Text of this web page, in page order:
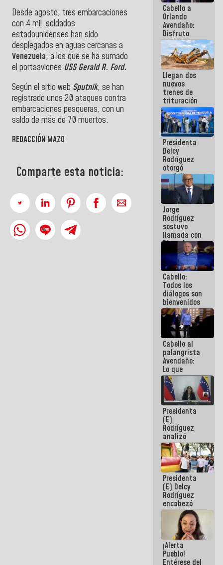
Desde agosto, tres embarcaciones
con 4 mil soldados
estadounidenses han sido
desplegados en aguas cercanas a
Venezuela, a los que se ha sumado
el portaaviones USS Gerald R. Ford.
Según el sitio web Sputnik, se han
registrado unos 20 ataques contra
embarcaciones pesqueras, con un
saldo de más de 70 muertos.
REDACCIÓN MAZO
Comparte esta noticia:
Cabello a
Orlando
Avendaño:
Disfruto
cada vez
que escribes
porque lo
que haces
es
embarrarla
Llegan dos
nuevos
trenes de
trituración
para
optimizar
manejo de
escombros
en La Guaira
Presidenta
Delcy
Rodríguez
otorgó
medalla
"Héroe de
Venezuela"
a servidores
públicos
Jorge
Rodríguez
sostuvo
llamada con
Dinorah
Figuera y
acuerdan
primer
encuentro
presencial
para el
diálogo
Cabello:
Todos los
diálogos son
bienvenidos
siempre que
estén en el
marco de la
Constitución
de la
República
Cabello al
palangrista
Avendaño:
Lo que
vayas a
escribir
hazlo hoy
por que no
sabemos si
la semana
que viene
hay
programa
Presidenta
(E)
Rodríguez
analizó
junto a
gobernadores
planes de
recuperación
del Sistema
Eléctrico
Nacional
Presidenta
(E) Delcy
Rodríguez
encabezó
lanzamiento
del Plan
Nacional de
Recreación
Vacacional
¡Alerta
Pueblo!
Entérese del